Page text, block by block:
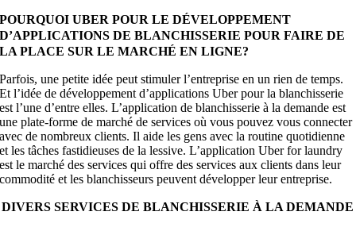
POURQUOI UBER POUR LE DÉVELOPPEMENT
D’APPLICATIONS DE BLANCHISSERIE POUR FAIRE DE
LA PLACE SUR LE MARCHÉ EN LIGNE?
Parfois, une petite idée peut stimuler l’entreprise en un rien de temps.
Et l’idée de développement d’applications Uber pour la blanchisserie
est l’une d’entre elles. L’application de blanchisserie à la demande est
une plate-forme de marché de services où vous pouvez vous connecter
avec de nombreux clients. Il aide les gens avec la routine quotidienne
et les tâches fastidieuses de la lessive. L’application Uber for laundry
est le marché des services qui offre des services aux clients dans leur
commodité et les blanchisseurs peuvent développer leur entreprise.
DIVERS SERVICES DE BLANCHISSERIE À LA DEMANDE